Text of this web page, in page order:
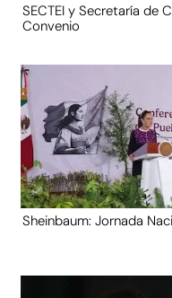
SECTEI y Secretaría de
Convenio
Sheinbaum: Jornada